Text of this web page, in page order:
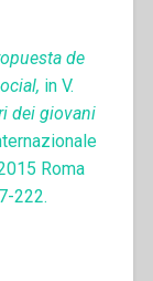
de
in V.
dei giovani
Roma
222.